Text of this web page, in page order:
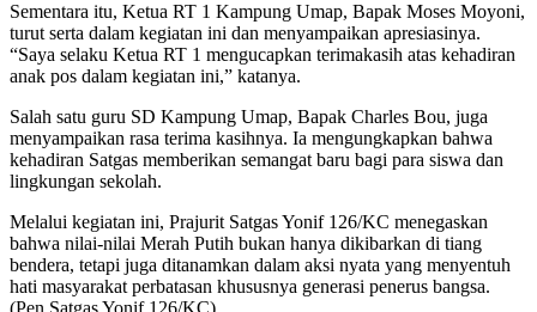
Sementara itu, Ketua RT 1 Kampung Umap, Bapak Moses Moyoni,
turut serta dalam kegiatan ini dan menyampaikan apresiasinya.
“Saya selaku Ketua RT 1 mengucapkan terimakasih atas kehadiran
anak pos dalam kegiatan ini,” katanya.
Salah satu guru SD Kampung Umap, Bapak Charles Bou, juga
menyampaikan rasa terima kasihnya. Ia mengungkapkan bahwa
kehadiran Satgas memberikan semangat baru bagi para siswa dan
lingkungan sekolah.
Melalui kegiatan ini, Prajurit Satgas Yonif 126/KC menegaskan
bahwa nilai-nilai Merah Putih bukan hanya dikibarkan di tiang
bendera, tetapi juga ditanamkan dalam aksi nyata yang menyentuh
hati masyarakat perbatasan khususnya generasi penerus bangsa.